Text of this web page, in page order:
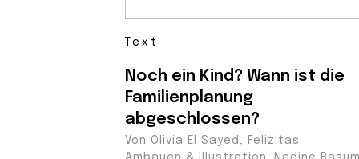
Text
Noch ein Kind? Wann ist die
Familienplanung
abgeschlossen?
Von Olivia El Sayed, Felizitas